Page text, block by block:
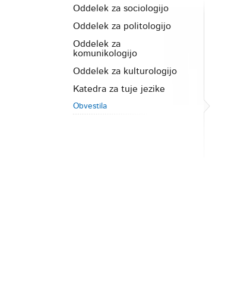
Oddelek za sociologijo
Oddelek za politologijo
Oddelek za
komunikologijo
Oddelek za kulturologijo
Katedra za tuje jezike
Obvestila